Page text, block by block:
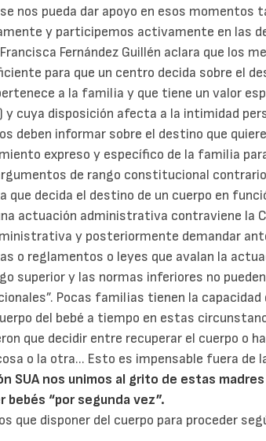
nos pueda dar apoyo en esos momentos
y participemos activamente en las
Fernández Guillén aclara que los
para que un centro decida sobre el
a la familia y que tiene un valor
y cuya disposición afecta a la intimidad
deben informar sobre el destino que
expreso y específico de la familia
de rango constitucional
que decida el destino de un cuerpo en
actuación administrativa contraviene la
y posteriormente demandar
o reglamentos o leyes que avalan la
superior y las normas inferiores no
Pocas familias tienen la
del bebé a tiempo en estas
que decidir entre recuperar el cuerpo o
o la otra... Esto es impensable fuera
SUA nos unimos al grito de estas
bebés “por segunda vez”.
que disponer del cuerpo para proceder